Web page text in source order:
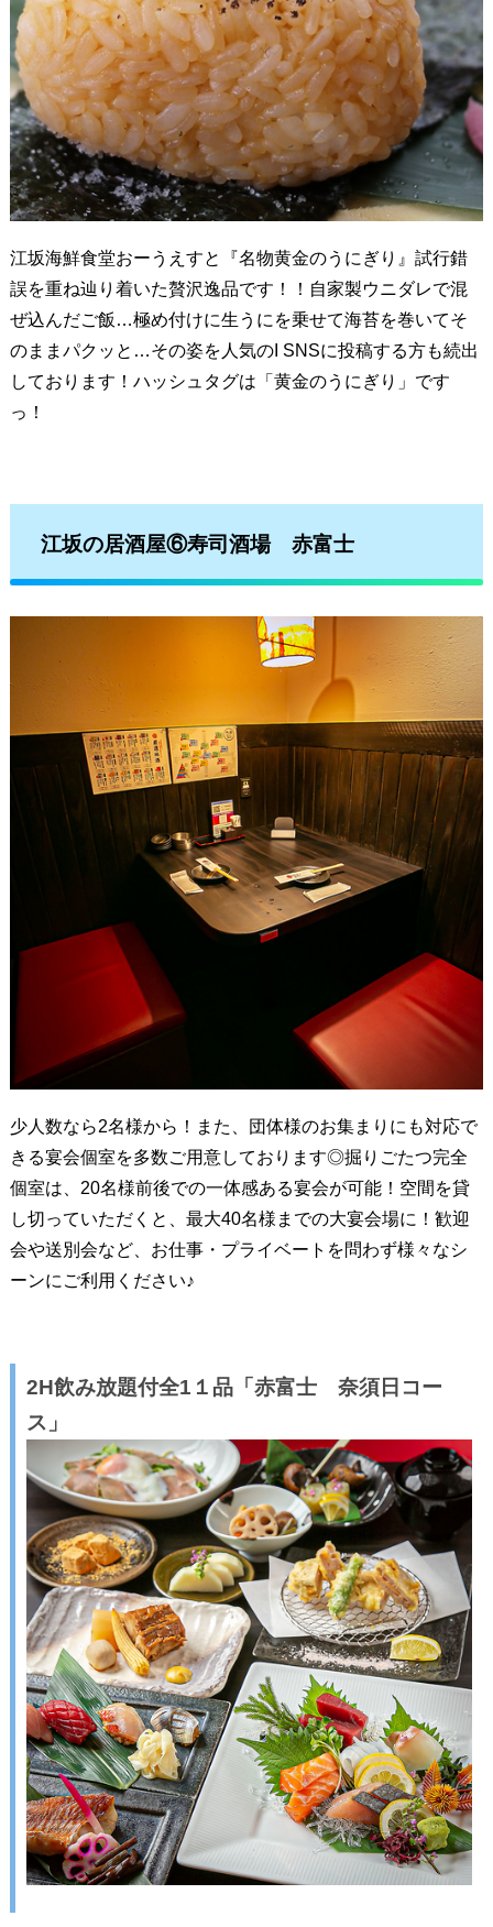
江坂海鮮食堂おーうえすと『名物黄金のうにぎり』試行錯
誤を重ね辿り着いた贅沢逸品です！！自家製ウニダレで混
ぜ込んだご飯…極め付けに生うにを乗せて海苔を巻いてそ
のままパクッと…その姿を人気のI SNSに投稿する方も続出
しております！ハッシュタグは「黄金のうにぎり」です
っ！
江坂の居酒屋⑥寿司酒場 赤富士
少人数なら2名様から！また、団体様のお集まりにも対応で
きる宴会個室を多数ご用意しております◎掘りごたつ完全
個室は、20名様前後での一体感ある宴会が可能！空間を貸
し切っていただくと、最大40名様までの大宴会場に！歓迎
会や送別会など、お仕事・プライベートを問わず様々なシ
ーンにご利用ください♪
2H飲み放題付全1１品「赤富士 奈須日コー
ス」